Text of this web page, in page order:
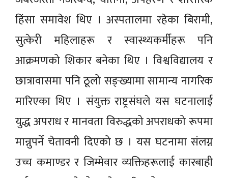
हिंसा समावेश थिए । अस्पतालमा रहेका बिरामी,
सुत्केरी महिलाहरू र स्वास्थ्यकर्मीहरू पनि
आक्रमणको शिकार बनेका थिए । विश्वविद्यालय र
छात्रावासमा पनि ठूलो सङ्ख्यामा सामान्य नागरिक
मारिएका थिए । संयुक्त राष्ट्रसंघले यस घटनालाई
युद्ध अपराध र मानवता विरुद्धको अपराधको रूपमा
मान्नुपर्ने चेतावनी दिएको छ । यस घटनामा संलग्न
उच्च कमाण्डर र जिम्मेवार व्यक्तिहरूलाई कारबाही